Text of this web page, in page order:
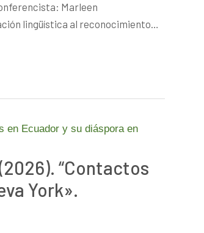
Marleen
lingüística al reconocimiento…
“Contactos
York».